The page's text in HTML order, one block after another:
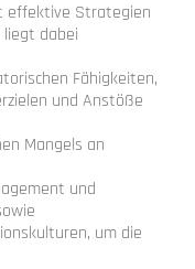
effektive Strategien
liegt dabei
Fähigkeiten,
und Anstöße
Mangels an
und
um die